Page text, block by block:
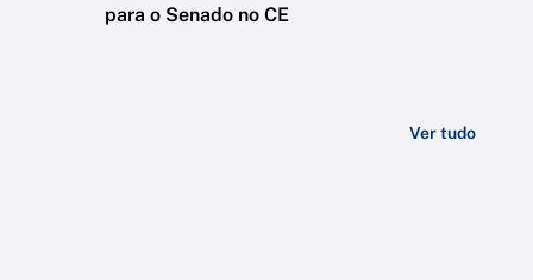
para o Senado no CE
Ver tudo